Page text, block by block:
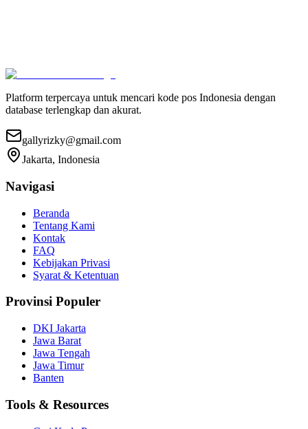
Platform terpercaya untuk mencari kode pos Indonesia dengan
database terlengkap dan akurat.
gallyrizky@gmail.com
Jakarta, Indonesia
Navigasi
Beranda
Tentang Kami
Kontak
FAQ
Kebijakan Privasi
Syarat & Ketentuan
Provinsi Populer
DKI Jakarta
Jawa Barat
Jawa Tengah
Jawa Timur
Banten
Tools & Resources